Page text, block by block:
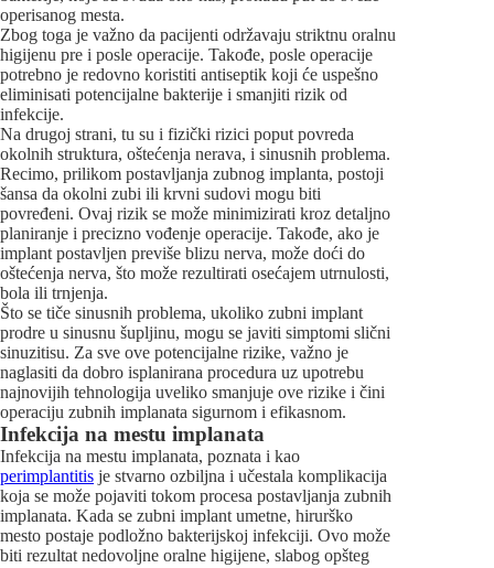
operisanog mesta.
Zbog toga je važno da pacijenti održavaju striktnu oralnu
higijenu pre i posle operacije. Takođe, posle operacije
potrebno je redovno koristiti antiseptik koji će uspešno
eliminisati potencijalne bakterije i smanjiti rizik od
infekcije.
Na drugoj strani, tu su i fizički rizici poput povreda
okolnih struktura, oštećenja nerava, i sinusnih problema.
Recimo, prilikom postavljanja zubnog implanta, postoji
šansa da okolni zubi ili krvni sudovi mogu biti
povređeni. Ovaj rizik se može minimizirati kroz detaljno
planiranje i precizno vođenje operacije. Takođe, ako je
implant postavljen previše blizu nerva, može doći do
oštećenja nerva, što može rezultirati osećajem utrnulosti,
bola ili trnjenja.
Što se tiče sinusnih problema, ukoliko zubni implant
prodre u sinusnu šupljinu, mogu se javiti simptomi slični
sinuzitisu. Za sve ove potencijalne rizike, važno je
naglasiti da dobro isplanirana procedura uz upotrebu
najnovijih tehnologija uveliko smanjuje ove rizike i čini
operaciju zubnih implanata sigurnom i efikasnom.
Infekcija na mestu implanata
Infekcija na mestu implanata, poznata i kao
perimplantitis je stvarno ozbiljna i učestala komplikacija
koja se može pojaviti tokom procesa postavljanja zubnih
implanata. Kada se zubni implant umetne, hirurško
mesto postaje podložno bakterijskoj infekciji. Ovo može
biti rezultat nedovoljne oralne higijene, slabog opšteg